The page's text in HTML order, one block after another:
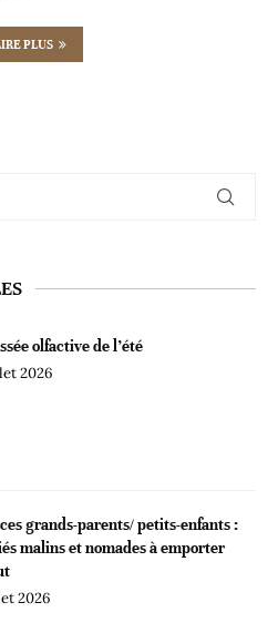
PLUS
olfactive de l’été
2026
grands-parents/ petits-enfants :
malins et nomades à emporter
2026